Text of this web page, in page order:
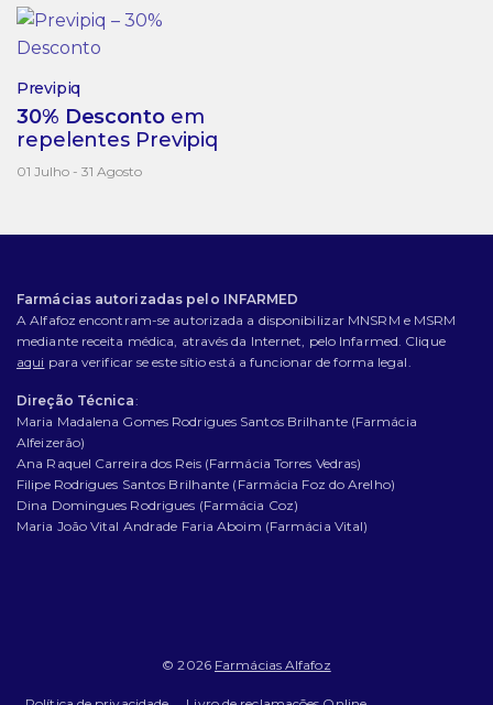
Previpiq
30% Desconto em
repelentes Previpiq
01 Julho - 31 Agosto
Farmácias autorizadas pelo INFARMED
A Alfafoz encontram-se autorizada a disponibilizar MNSRM e MSRM
mediante receita médica, através da Internet, pelo Infarmed. Clique
aqui para verificar se este sítio está a funcionar de forma legal.
Direção Técnica:
Maria Madalena Gomes Rodrigues Santos Brilhante (Farmácia
Alfeizerão)
Ana Raquel Carreira dos Reis (Farmácia Torres Vedras)
Filipe Rodrigues Santos Brilhante (Farmácia Foz do Arelho)
Dina Domingues Rodrigues (Farmácia Coz)
Maria João Vital Andrade Faria Aboim (Farmácia Vital)
© 2026 Farmácias Alfafoz